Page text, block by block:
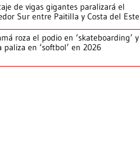
de vigas gigantes paralizará el
Sur entre Paitilla y Costa del Este
roza el podio en ‘skateboarding’ y
paliza en ‘softbol’ en 2026